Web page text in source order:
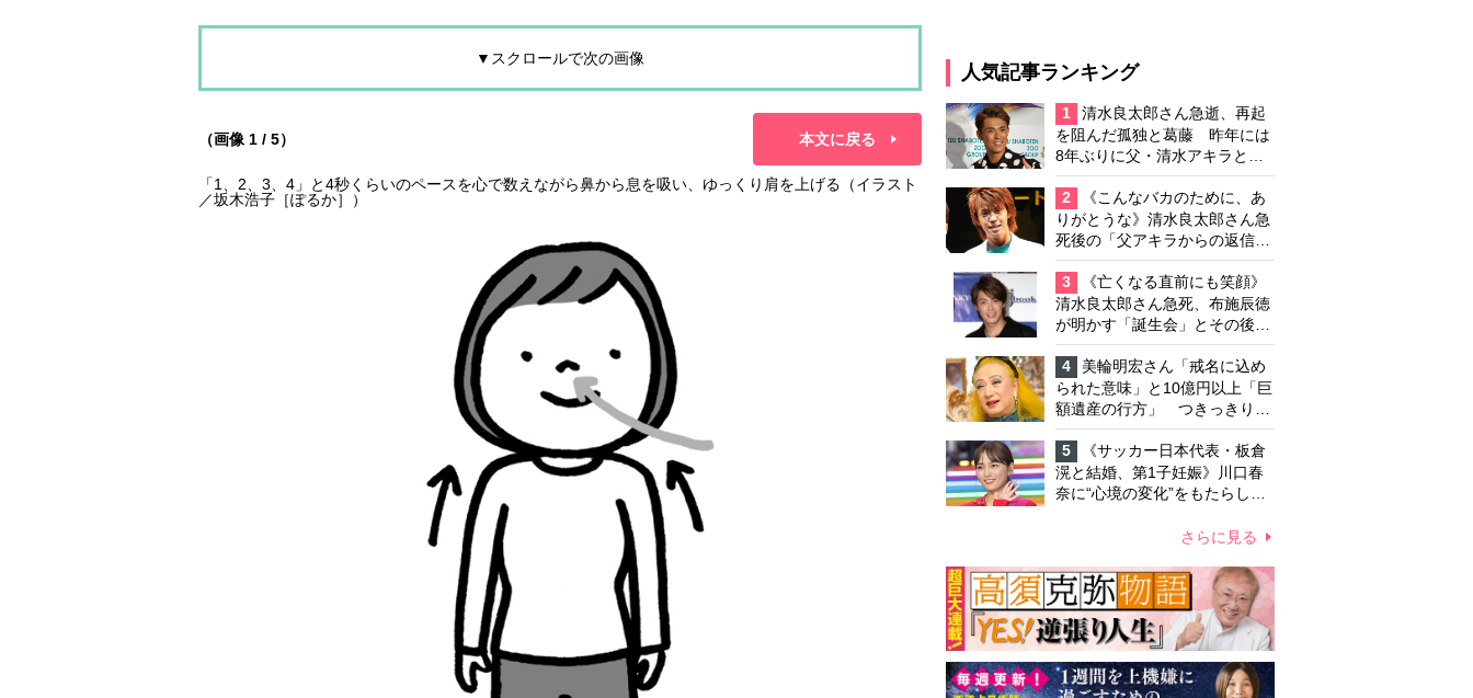
▼スクロールで次の画像
（画像 1 / 5） 本文に戻る
「1、2、3、4」と4秒くらいのペースを心で数えながら鼻から息を吸い、ゆっくり肩を上げる（イラスト
／坂木浩子［ぽるか］）
人気記事ランキング
1
清水良太郎さん急逝、再起
を阻んだ孤独と葛藤 昨年には
8年ぶりに父・清水アキラと共
演、本格的な活動再開に向かっ
ていたが…周囲が懸念していた
「不安定なところ」
2
《こんなバカのために、あ
りがとうな》清水良太郎さん急
死後の「父アキラからの返信」
布施辰徳が涙で明かす「順番が
違う」
3
《亡くなる直前にも笑顔》
清水良太郎さん急死、布施辰徳
が明かす「誕生会」とその後の
メッセージ
4
美輪明宏さん「戒名に込め
られた意味」と10億円以上「巨
額遺産の行方」 つきっきりで
私生活をサポートしていた元俳
優が相続か
5
《サッカー日本代表・板倉
滉と結婚、第1子妊娠》川口春
奈に“心境の変化”をもたらした
って「がんに蝕まれる母」を演
さらに見る